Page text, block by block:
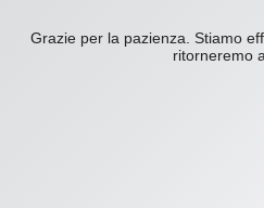
Grazie per la pazienza. Stiamo
ritorneremo